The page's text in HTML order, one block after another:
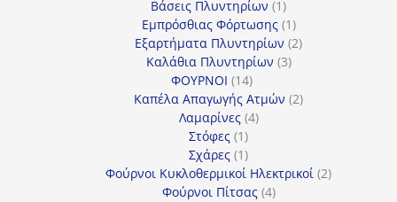
προϊόντα
Βάσεις Πλυντηρίων 11
προϊόν
Εμπρόσθιας Φόρτωσης 11
προϊόν
Εξαρτήματα Πλυντηρίων 22
Καλάθια Πλυντηρίων 33
ΦΟΥΡΝΟΙ 1414
προϊόντα
Καπέλα Απαγωγής Ατμών 22
Λαμαρίνες 44
Στόφες 11
προϊόν
Σχάρες 11
προϊόν
Φούρνοι Κυκλοθερμικοί Ηλεκτρικοί 22
Φούρνοι Πίτσας 44